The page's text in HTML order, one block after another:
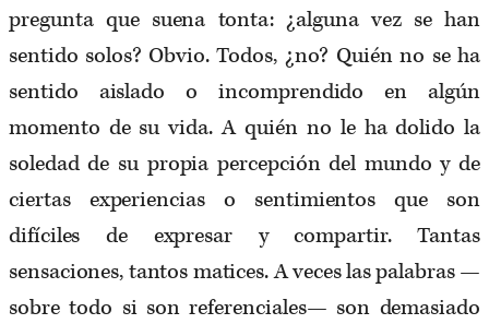
pregunta que suena tonta: ¿alguna vez se han
sentido solos? Obvio. Todos, ¿no? Quién no se ha
sentido aislado o incomprendido en algún
momento de su vida. A quién no le ha dolido la
soledad de su propia percepción del mundo y de
ciertas experiencias o sentimientos que son
difíciles de expresar y compartir. Tantas
sensaciones, tantos matices. A veces las palabras —
sobre todo si son referenciales— son demasiado